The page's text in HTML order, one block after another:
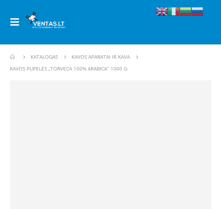
KATALOGAS
KAVOS APARATAI IR KAVA
KAVOS PUPELĖS „TORVECA 100% ARABICA“ 1000 G